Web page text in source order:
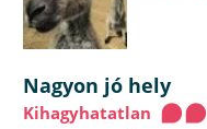
Nagyon jó hely
Kihagyhatatlan